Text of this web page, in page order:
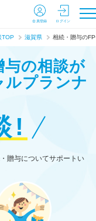
会員登録 ログイン
TOP 滋賀県 相続・贈与の
与の相談が
ルプランナ
!
贈与についてサポートい